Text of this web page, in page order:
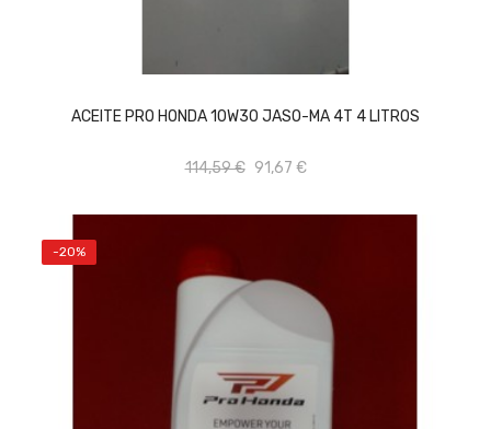
ACEITE PRO HONDA 10W30 JASO-MA 4T 4 LITROS
114,59 € 91,67 €
-20%